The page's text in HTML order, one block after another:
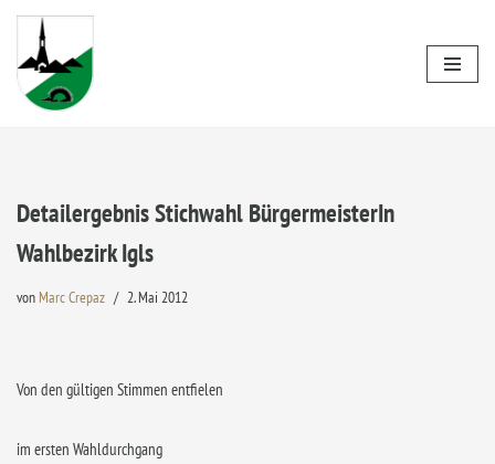
Zum
Inhalt
springen
Detailergebnis Stichwahl BürgermeisterIn
Wahlbezirk Igls
von Marc Crepaz 2. Mai 2012
Von den gültigen Stimmen entfielen
im ersten Wahldurchgang